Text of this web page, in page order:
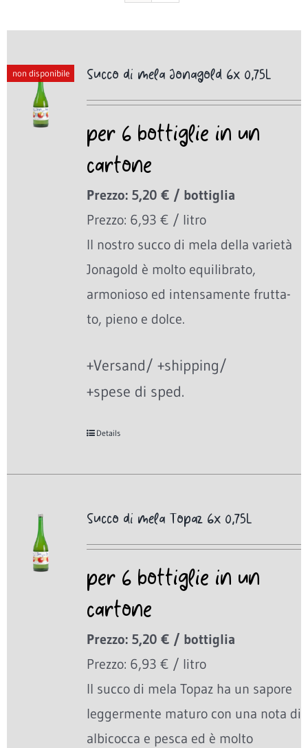
non disponibile Succo di mela Jonagold 6x 0,75L
per 6 bottiglie in un
cartone
Prezzo: 5,20 € / bottiglia
Prezzo: 6,93 € / litro
Il nostro succo di mela della varietà
Jonagold è molto equilibrato,
armonioso ed intensamente frutta-
to, pieno e dolce.
+Versand/ +shipping/
+spese di sped.
Details
Succo di mela Topaz 6x 0,75L
per 6 bottiglie in un
cartone
Prezzo: 5,20 € / bottiglia
Prezzo: 6,93 € / litro
Il succo di mela Topaz ha un sapore
leggermente maturo con una nota di
albicocca e pesca ed è molto